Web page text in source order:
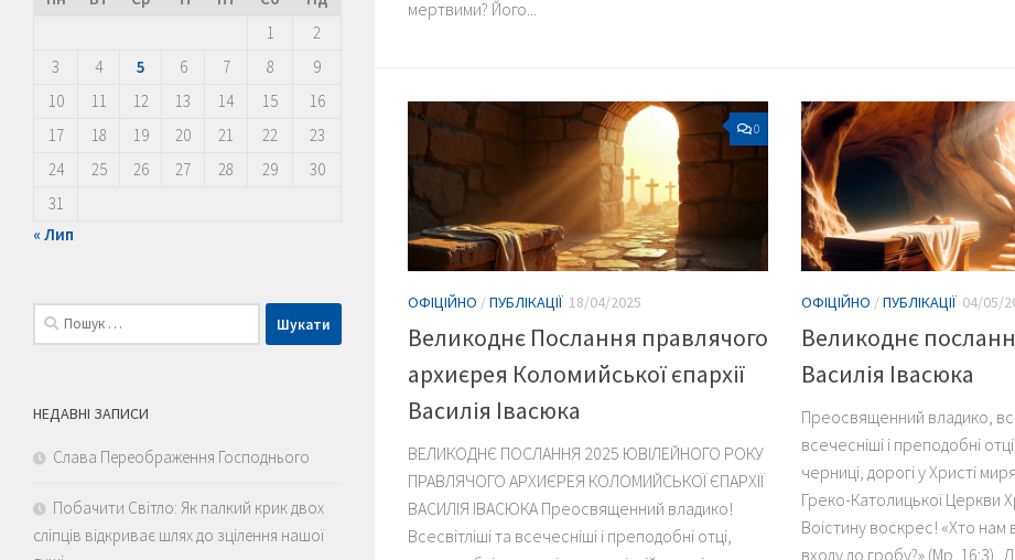
мертвими? Його...
0
ОФІЦІЙНО /ПУБЛІКАЦІЇ 18/04/2025
Великоднє Послання правлячого
архиєрея Коломийської єпархії
Василія Івасюка
ВЕЛИКОДНЄ ПОСЛАННЯ 2025 ЮВІЛЕЙНОГО РОКУ
ПРАВЛЯЧОГО АРХИЄРЕЯ КОЛОМИЙСЬКОЇ ЄПАРХІЇ
ВАСИЛІЯ ІВАСЮКА Преосвященний владико!
Всесвітліші та всечесніші і преподобні отці,
ОФІЦІЙНО /ПУБЛІКАЦІЇ 04/05/
Великоднє
Василія Івасюка
Преосвященний владико,
всечесніші і преподобні
черниці, дорогі у Христі
Греко-Католицької Церкви
Воістину воскрес! «Хто нам
входу до гробу?» (Мр. 16:3).
1
2
3
4 5 6 7 8
9
10
11 12 13 14 15
16
17
18 19 20 21 22
23
24
25 26 27 28 29
30
31
« Лип
Пошук:
НЕДАВНІ ЗАПИСИ
Слава Переображення Господнього
Побачити Світло: Як палкий крик двох
сліпців відкриває шлях до зцілення нашої